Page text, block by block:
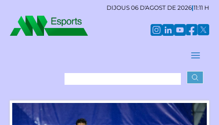
DIJOUS 06 D'AGOST DE 2026|11:11 H